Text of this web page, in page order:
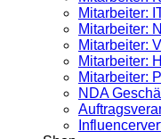
Mitarbeiter:
Mitarbeiter:
Mitarbeiter:
Mitarbeiter:
Mitarbeiter:
NDA